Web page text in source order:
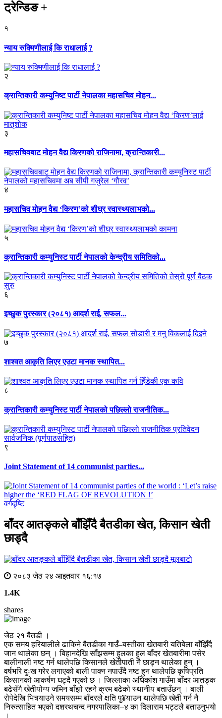
ट्रेन्डिङ+
१
न्याय रुक्मिणीलाई कि राधालाई ?
२
क्रान्तिकारी कम्युनिष्ट पार्टी नेपालका महासचिव मोहन...
३
महासचिवबाट मोहन वैद्य किरणको राजिनामा, क्रान्तिकारी...
४
महासचिव मोहन वैद्य ‘किरण’को शीघ्र स्वास्थ्यलाभको...
५
क्रान्तिकारी कम्युनिस्ट पार्टी नेपालको केन्द्रीय समितिको...
६
इच्छुक पुरस्कार (२०८१) आदर्श राई, सफल...
७
शाश्वत आकृति लिएर एउटा मानक स्थापित...
८
क्रान्तिकारी कम्युनिस्ट पार्टी नेपालको पछिल्लो राजनीतिक...
९
Joint Statement of 14 communist parties...
वर्गदृष्टि
बाँदर आतङ्कले बाँझिँदै बैतडीका खेत, किसान खेती
छाड्दै
मूलबाटाे
२०८३ जेठ २४ आइतवार १६:१७
1.4K
shares
जेठ २१ बैतडी ।
एक समय हरियालीले ढाकिने बैतडीका गाउँ–बस्तीका खेतबारी यतिबेला बाँझिँदै
जान थालेका छन् । बिहानदेखि साँझसम्म हुलका हुल बाँदर खेतबारीमा पसेर
बालीनाली नष्ट गर्न थालेपछि किसानले खेतीपाती नै छाड्न थालेका हुन् ।
वर्षभरि दुःख गरेर लगाएको बाली पाक्न नपाउँदै नष्ट हुन थालेपछि कृषिप्रति
किसानको आकर्षण घट्दै गएको छ । जिल्लाका अधिकांश गाउँमा बाँदर आतङ्क
बढेसँगै खेतीयोग्य जमिन बाँझो रहने क्रम बढेको स्थानीय बताउँछन् । बाली
रोपेदेखि भित्र्याउने समयसम्म बाँदरले क्षति पु¥याउन थालेपछि खेती गर्न नै
निरुत्साहित भएको दशरथचन्द नगरपालिका–४ का दिलाराम भट्टले बताउनुभयो
।